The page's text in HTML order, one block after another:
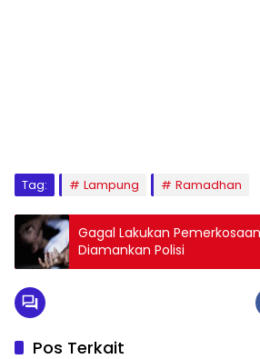
Tag: Lampung Ramadhan
Gagal Lakukan
Diamankan Polisi
Pos Terkait